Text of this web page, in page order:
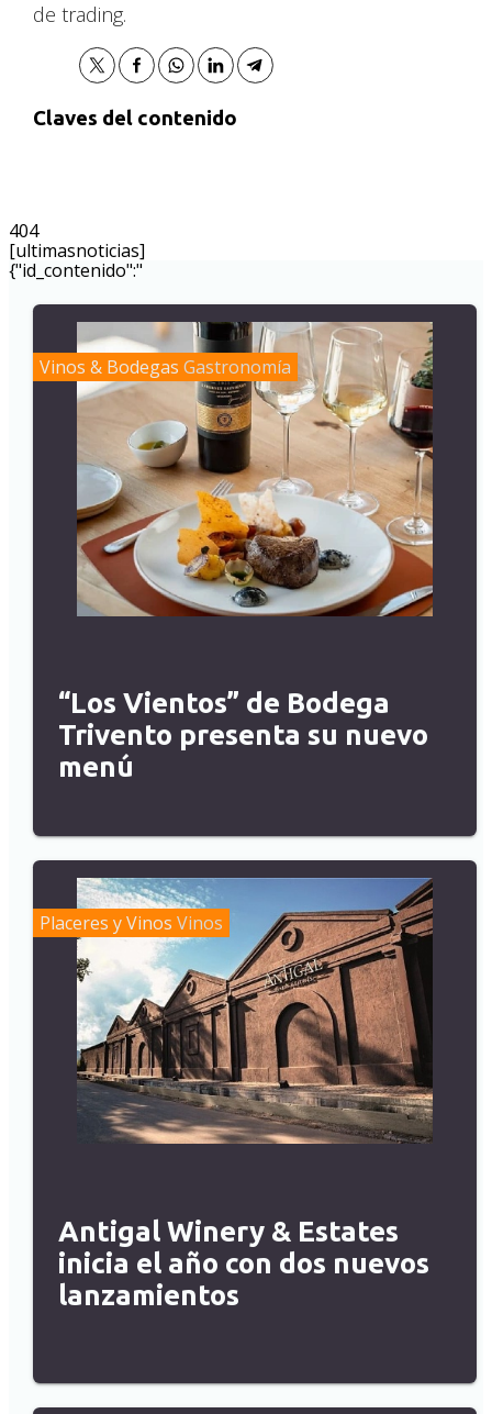
404
[ultimasnoticias]
de trading.
Claves del contenido
{"id_contenido":"
Vinos & Bodegas Gastronomía
“Los Vientos” de Bodega
Trivento presenta su nuevo
menú
Placeres y Vinos Vinos
Antigal Winery & Estates
inicia el año con dos nuevos
lanzamientos